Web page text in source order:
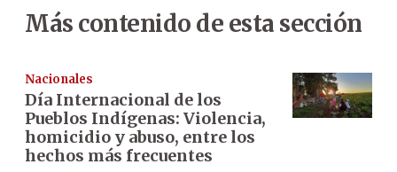
Más contenido de esta sección
Nacionales
Día Internacional de los
Pueblos Indígenas: Violencia,
homicidio y abuso, entre los
hechos más frecuentes